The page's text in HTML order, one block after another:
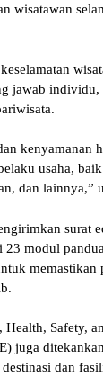
wisatawan
jawab individu,
kenyamanan
usaha,
dan lainnya,”
surat
23 modul
memastikan
Health, Safety,
juga
dan